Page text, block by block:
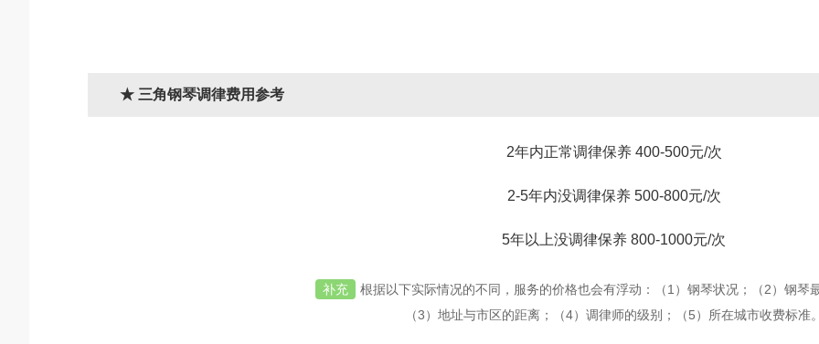
★ 三角钢琴调律费用参考
2年内正常调律保养 400-500元/次
2-5年内没调律保养 500-800元/次
5年以上没调律保养 800-1000元/次
补充
根据以下实际情况的不同，服务的价格也会有浮动：（1）钢琴状况；（2）钢琴
（3）地址与市区的距离；（4）调律师的级别；（5）所在城市收费标准